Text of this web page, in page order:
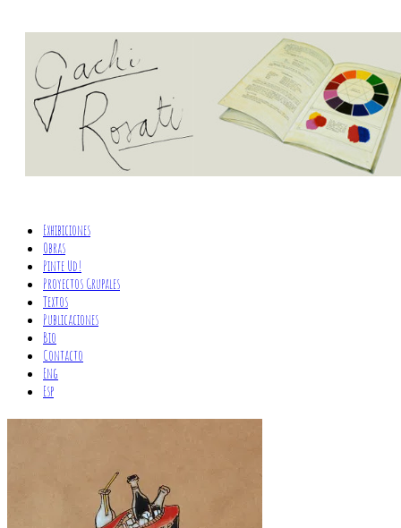
Exhibiciones
Obras
Pinte Ud!
Proyectos Grupales
Textos
Publicaciones
Bio
Contacto
Eng
Esp